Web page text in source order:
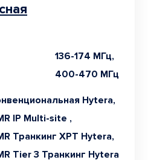
136-174 МГц,
400-470 МГц
Hytera,
IP Multi-site ,
Транкинг XPT Hytera,
Tier 3 Транкинг Hytera